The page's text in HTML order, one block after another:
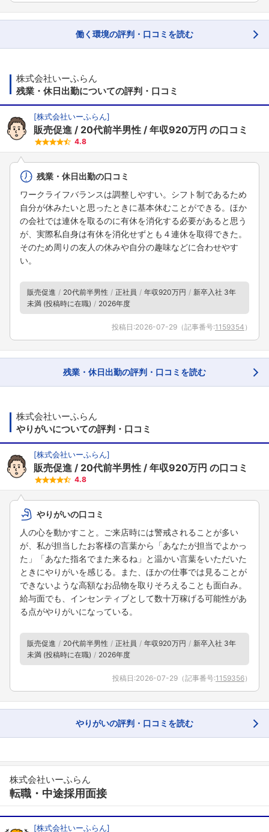
フォローしました
こちらの企業もフォローしませんか？
働く環境の評判・口コミを読む
株式会社いーふらん
残業・休日出勤についての評判・口コミ
[株式会社いーふらん]
販売促進 20代前半男性 年収920万円 の口コミ
4.8
残業・休日出勤の口コミ
ワークライフバランスは調整しやすい。シフト制であるため
自分が休みたいと思ったときに基本休むことができる。ほか
の会社では連休を取るのに有休を消化する必要があると思う
が、実際私自身は有休を消化せずとも４連休を取得できた。
そのため周りの友人の休みや自分の趣味などに合わせやす
い。
販売促進 20代前半男性 正社員 年収920万円
新卒入社 3年
未満 (投稿時に在職)
2026年度
投稿日:2026-07-29 （記事番号:1159354 ）
残業・休日出勤の評判・口コミを読む
株式会社いーふらん
やりがいについての評判・口コミ
[株式会社いーふらん]
販売促進 20代前半男性 年収920万円 の口コミ
4.8
やりがいの口コミ
人の心を動かすこと。ご来店時には警戒されることが多い
が、私が担当したお客様の言葉から「あなたが担当でよかっ
た」「あなた指名でまた来るね」と温かい言葉をいただいた
ときにやりがいを感じる。また、ほかの仕事では見ることが
できないような高額なお品物を取りそろえることも面白み。
給与面でも、インセンティブとして数十万稼げる可能性があ
る点がやりがいになっている。
販売促進 20代前半男性 正社員 年収920万円
新卒入社 3年
未満 (投稿時に在職)
2026年度
投稿日:2026-07-29 （記事番号:1159356）
やりがいの評判・口コミを読む
株式会社いーふらん
転職・中途採用面接
[株式会社いーふらん]